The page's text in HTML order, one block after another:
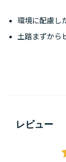
環境に配慮し
土踏まずから
レビュー